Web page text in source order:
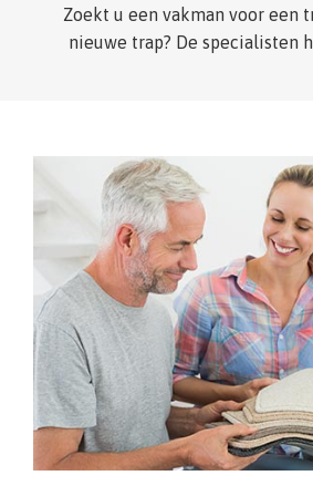
Zoekt u een vakman voor een
nieuwe trap? De specialisten